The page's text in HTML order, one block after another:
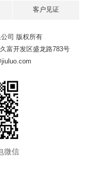
客户见证
司 版权所有
富开发区盛龙路783号
微信